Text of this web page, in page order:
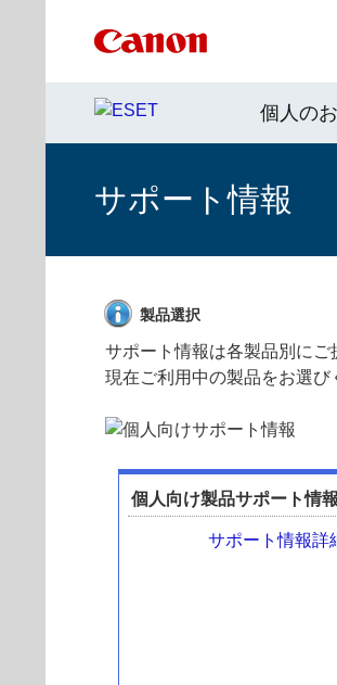
個人の
サポート情報
製品選択
サポート情報は各製品別にご
現在ご利用中の製品をお選び
個人向け製品サポート情報
サポート情報詳